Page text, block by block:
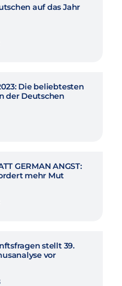
auf das Jahr
Die beliebtesten
der Deutschen
GERMAN ANGST:
mehr Mut
stellt 39.
vor